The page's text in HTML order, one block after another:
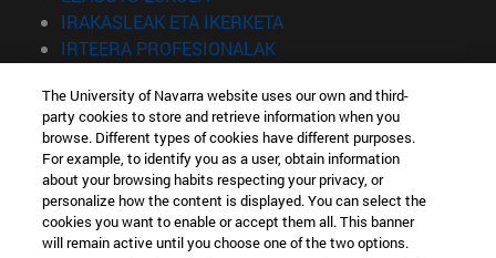
IRAKASLEAK ETA IKERKETA(Beste leiho batean irekiko
IRTEERA PROFESIONALAK(Beste leiho batean irekiko
Informazioa
TELEFONOA +34 943 21 98 77
ZEIN TITULUA INTERESATZEN ZAIZU?
ZEIN MASTER INTERESATZEN ZAIZU?
© Nafarroako Unibertsitatea
The University of Navarra website uses our own and third-
party cookies to store and retrieve information when you
browse. Different types of cookies have different purposes.
For example, to identify you as a user, obtain information
about your browsing habits respecting your privacy, or
personalize how the content is displayed. You can select the
cookies you want to enable or accept them all. This banner
will remain active until you choose one of the two options.